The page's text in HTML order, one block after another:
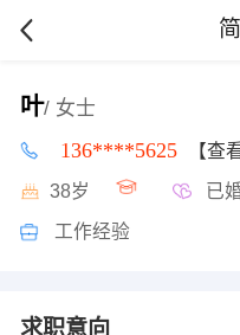
叶/ 女士
136****5625 【查
38岁 已
工作经验
求职意向